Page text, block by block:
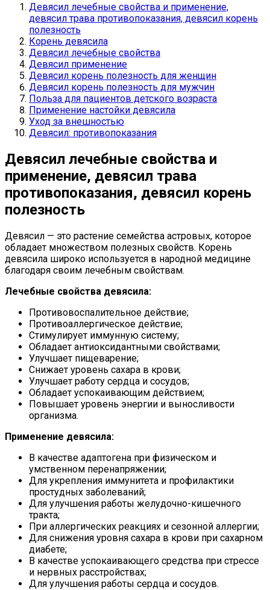
Девясил лечебные свойства и применение,
девясил трава противопоказания, девясил корень
полезность
Корень девясила
Девясил лечебные свойства
Девясил применение
Девясил корень полезность для женщин
Девясил корень полезность для мужчин
Польза для пациентов детского возраста
Применение настойки девясила
Уход за внешностью
Девясил: противопоказания
Девясил лечебные свойства и
применение, девясил трава
противопоказания, девясил корень
полезность
Девясил — это растение семейства астровых, которое
обладает множеством полезных свойств. Корень
девясила широко используется в народной медицине
благодаря своим лечебным свойствам.
Лечебные свойства девясила:
Противовоспалительное действие;
Противоаллергическое действие;
Стимулирует иммунную систему;
Обладает антиоксидантными свойствами;
Улучшает пищеварение;
Снижает уровень сахара в крови;
Улучшает работу сердца и сосудов;
Обладает успокаивающим действием;
Повышает уровень энергии и выносливости
организма.
Применение девясила:
В качестве адаптогена при физическом и
умственном перенапряжении;
Для укрепления иммунитета и профилактики
простудных заболеваний;
Для улучшения работы желудочно-кишечного
тракта;
При аллергических реакциях и сезонной аллергии;
Для снижения уровня сахара в крови при сахарном
диабете;
В качестве успокаивающего средства при стрессе
и нервных расстройствах;
Для улучшения работы сердца и сосудов.